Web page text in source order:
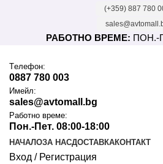
(+359) 887 780
РАБОТНО ВРЕМЕ: ПОН.-
Tелефон:
0887 780 003
Имейл:
sales@avtomall.bg
Работно време:
Пон.-Пет. 08:00-18:00
НАЧАЛОЗА НАСДОСТАВКАКОНТАКТ
Вход / Регистрация